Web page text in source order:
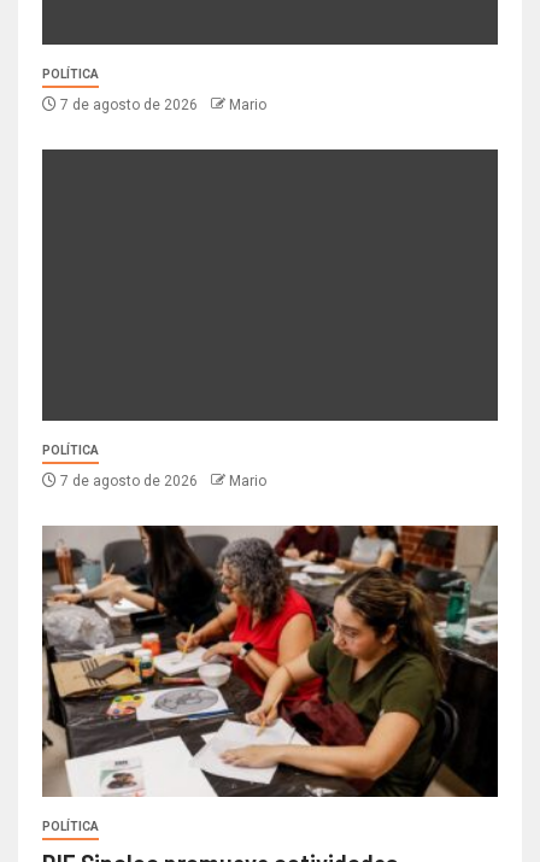
POLÍTICA
7 de agosto de 2026 Mario
POLÍTICA
7 de agosto de 2026 Mario
POLÍTICA